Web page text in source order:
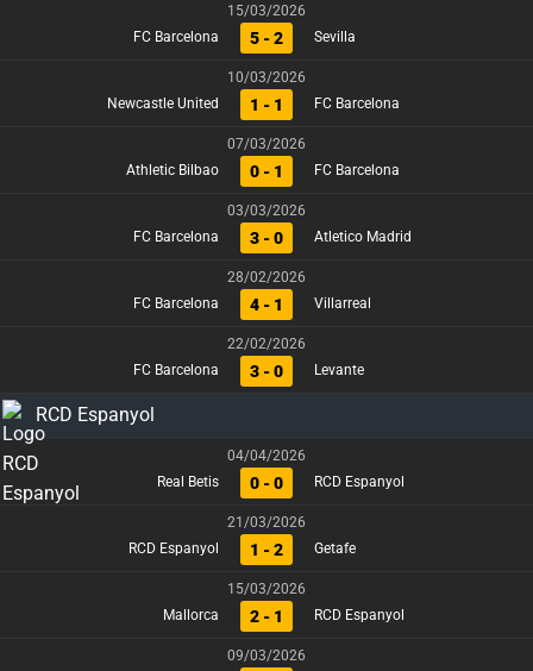
15/03/2026
FC Barcelona
5 - 2 Sevilla
10/03/2026
Newcastle United
1 - 1 FC Barcelona
07/03/2026
Athletic Bilbao
0 - 1 FC Barcelona
03/03/2026
FC Barcelona
3 - 0 Atletico Madrid
28/02/2026
FC Barcelona
4 - 1 Villarreal
22/02/2026
FC Barcelona
3 - 0 Levante
RCD Espanyol
04/04/2026
Real Betis
0 - 0 RCD Espanyol
21/03/2026
RCD Espanyol
1 - 2 Getafe
15/03/2026
Mallorca
2 - 1 RCD Espanyol
09/03/2026